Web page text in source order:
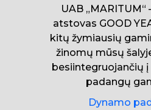
UAB „MARITUM“
atstovas GOOD
kitų žymiausių
žinomų mūsų
besiintegruojančių
padangų
Dynamo